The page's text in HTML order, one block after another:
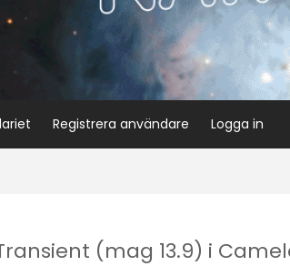
Registrera användare Logga in
(mag 13.9) i